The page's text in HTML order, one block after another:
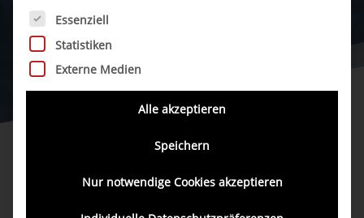
Es folgt eine Liste der Service-Gruppen, für die eine
Essenziell
Statistiken
Externe Medien
Alle akzeptieren
Speichern
Nur notwendige Cookies akzeptieren